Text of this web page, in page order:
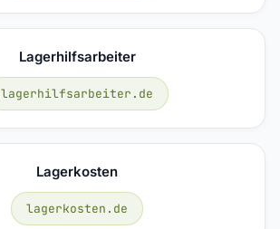
Lagerhilfsarbeiter
lagerhilfsarbeiter.de
Lagerkosten
lagerkosten.de